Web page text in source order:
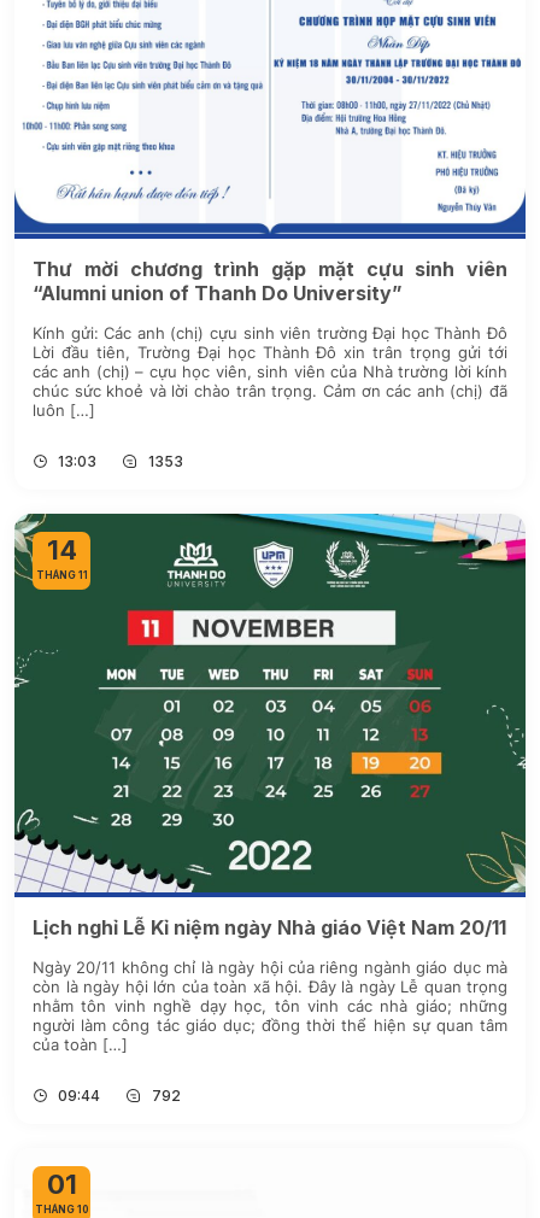
Thư mời chương trình gặp mặt cựu sinh viên
“Alumni union of Thanh Do University”
Kính gửi: Các anh (chị) cựu sinh viên trường Đại học Thành Đô
Lời đầu tiên, Trường Đại học Thành Đô xin trân trọng gửi tới
các anh (chị) – cựu học viên, sinh viên của Nhà trường lời kính
chúc sức khoẻ và lời chào trân trọng. Cảm ơn các anh (chị) đã
luôn […]
13:03 1353
14
THÁNG 11
Lịch nghỉ Lễ Kỉ niệm ngày Nhà giáo Việt Nam 20/11
Ngày 20/11 không chỉ là ngày hội của riêng ngành giáo dục mà
còn là ngày hội lớn của toàn xã hội. Đây là ngày Lễ quan trọng
nhằm tôn vinh nghề dạy học, tôn vinh các nhà giáo; những
người làm công tác giáo dục; đồng thời thể hiện sự quan tâm
của toàn […]
09:44 792
01
THÁNG 10